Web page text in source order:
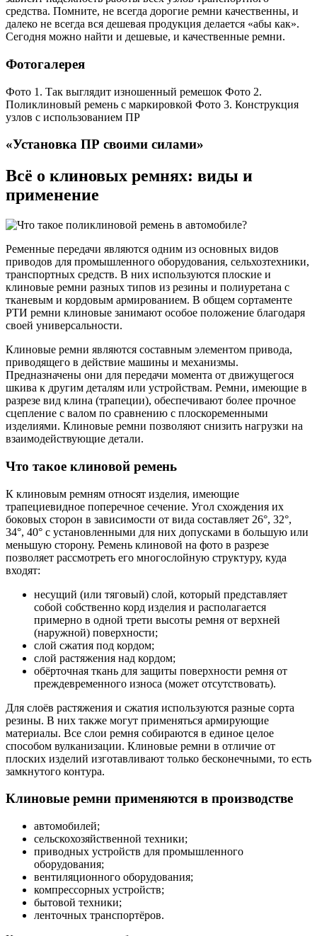
средства. Помните, не всегда дорогие ремни качественны, и
далеко не всегда вся дешевая продукция делается «абы как».
Сегодня можно найти и дешевые, и качественные ремни.
Фотогалерея
Фото 1. Так выглядит изношенный ремешок Фото 2.
Поликлиновый ремень с маркировкой Фото 3. Конструкция
узлов с использованием ПР
«Установка ПР своими силами»
Всё о клиновых ремнях: виды и
применение
Ременные передачи являются одним из основных видов
приводов для промышленного оборудования, сельхозтехники,
транспортных средств. В них используются плоские и
клиновые ремни разных типов из резины и полиуретана с
тканевым и кордовым армированием. В общем сортаменте
РТИ ремни клиновые занимают особое положение благодаря
своей универсальности.
Клиновые ремни являются составным элементом привода,
приводящего в действие машины и механизмы.
Предназначены они для передачи момента от движущегося
шкива к другим деталям или устройствам. Ремни, имеющие в
разрезе вид клина (трапеции), обеспечивают более прочное
сцепление с валом по сравнению с плоскоременными
изделиями. Клиновые ремни позволяют снизить нагрузки на
взаимодействующие детали.
Что такое клиновой ремень
К клиновым ремням относят изделия, имеющие
трапециевидное поперечное сечение. Угол схождения их
боковых сторон в зависимости от вида составляет 26°, 32°,
34°, 40° с установленными для них допусками в большую или
меньшую сторону. Ремень клиновой на фото в разрезе
позволяет рассмотреть его многослойную структуру, куда
входят:
несущий (или тяговый) слой, который представляет
собой собственно корд изделия и располагается
примерно в одной трети высоты ремня от верхней
(наружной) поверхности;
слой сжатия под кордом;
слой растяжения над кордом;
обёрточная ткань для защиты поверхности ремня от
преждевременного износа (может отсутствовать).
Для слоёв растяжения и сжатия используются разные сорта
резины. В них также могут применяться армирующие
материалы. Все слои ремня собираются в единое целое
способом вулканизации. Клиновые ремни в отличие от
плоских изделий изготавливают только бесконечными, то есть
замкнутого контура.
Клиновые ремни применяются в производстве
автомобилей;
сельскохозяйственной техники;
приводных устройств для промышленного
оборудования;
вентиляционного оборудования;
компрессорных устройств;
бытовой техники;
ленточных транспортёров.